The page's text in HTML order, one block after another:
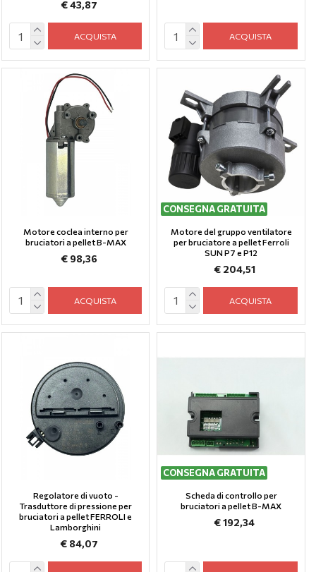
€ 43,87
ACQUISTA ACQUISTA
Motore coclea interno per
bruciatori a pellet B-MAX
€ 98,36
ACQUISTA
CONSEGNA GRATUITA
Motore del gruppo ventilatore
per bruciatore a pellet Ferroli
SUN P7 e P12
€ 204,51
ACQUISTA
Regolatore di vuoto -
Trasduttore di pressione per
bruciatori a pellet FERROLI e
Lamborghini
€ 84,07
CONSEGNA GRATUITA
Scheda di controllo per
bruciatori a pellet B-MAX
€ 192,34